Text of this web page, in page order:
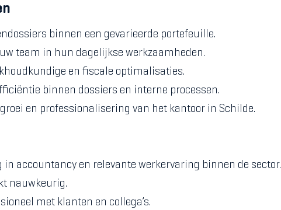
binnen een gevarieerde portefeuille.
team in hun dagelijkse werkzaamheden.
en fiscale optimalisaties.
binnen dossiers en interne processen.
en professionalisering van het kantoor in Schilde.
in accountancy en relevante werkervaring binnen de sector.
nauwkeurig.
met klanten en collega’s.